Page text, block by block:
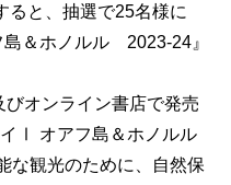
ると、抽選で25名様に
島＆ホノルル 2023-24』
オンライン書店で発売
イⅠ オアフ島＆ホノルル
な観光のために、自然保